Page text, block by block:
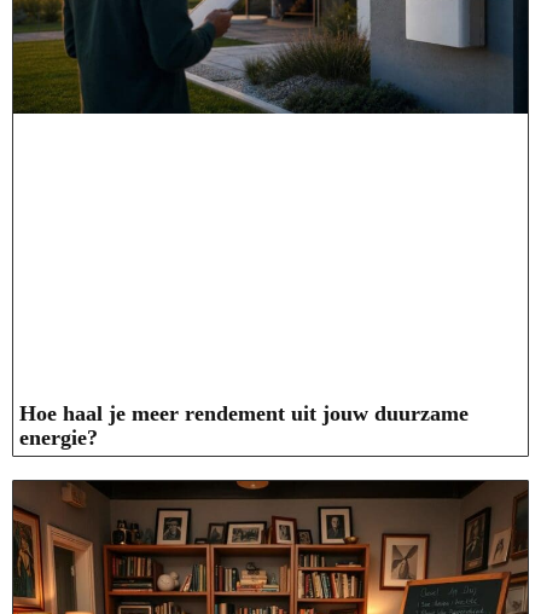
Hoe haal je meer rendement uit jouw duurzame
energie?